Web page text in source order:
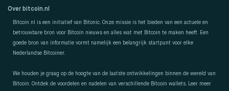
Over bitcoin.nl
Bitcoin.nl is een initiatief van Bitonic. Onze missie is het bieden van een actuele en
betrouwbare bron voor Bitcoin nieuws en alles wat met Bitcoin te maken heeft. Een
goede bron van informatie vormt namelijk een belangrijk startpunt voor elke
Nederlandse Bitcoiner.
We houden je graag op de hoogte van de laatste ontwikkelingen binnen de wereld van
Bitcoin. Ontdek de voordelen en nadelen van verschillende Bitcoin wallets. Leer meer